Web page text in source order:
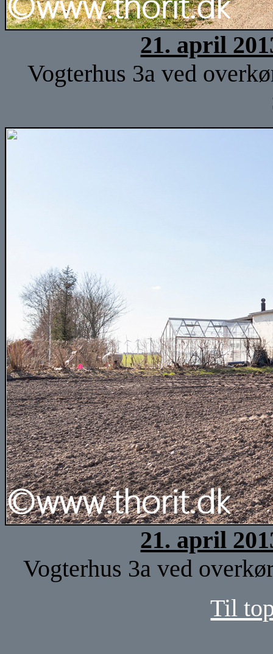
21. april
Vogterhus 3a ved
21. april
Vogterhus 3a ved
Til